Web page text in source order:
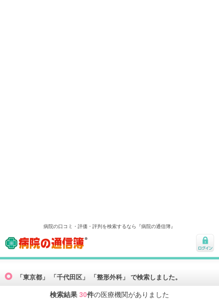
病院の口コミ・評価・評判を検索するなら『病院の通信簿』
病院の通信簿
ログ
「東京都」 「千代田区」 「整形外科」 で検索しました。
検索結果 30件の医療機関がありました